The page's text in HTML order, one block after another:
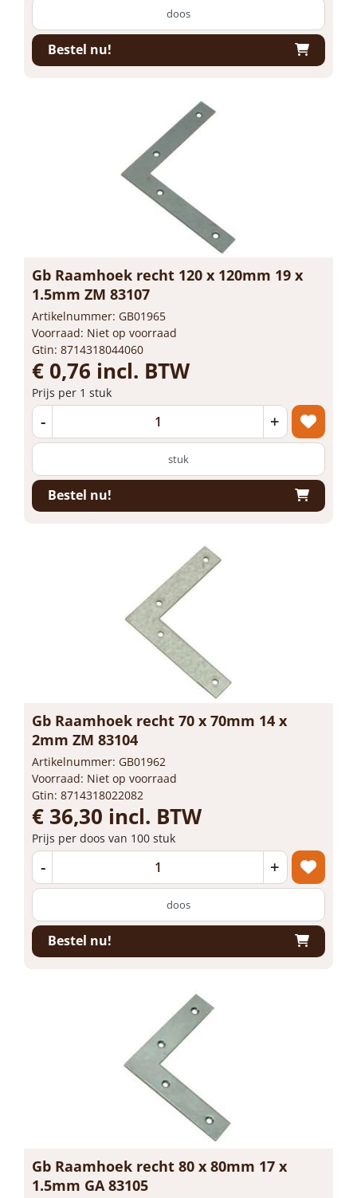
doos
Bestel nu!
Gb Raamhoek recht 120 x 120mm 19 x
1.5mm ZM 83107
Artikelnummer: GB01965
Voorraad: Niet op voorraad
Gtin: 8714318044060
€ 0,76 incl. BTW
Prijs per 1 stuk
- +
stuk
Bestel nu!
Gb Raamhoek recht 70 x 70mm 14 x
2mm ZM 83104
Artikelnummer: GB01962
Voorraad: Niet op voorraad
Gtin: 8714318022082
€ 36,30 incl. BTW
Prijs per doos van 100 stuk
- +
doos
Bestel nu!
Gb Raamhoek recht 80 x 80mm 17 x
1.5mm GA 83105